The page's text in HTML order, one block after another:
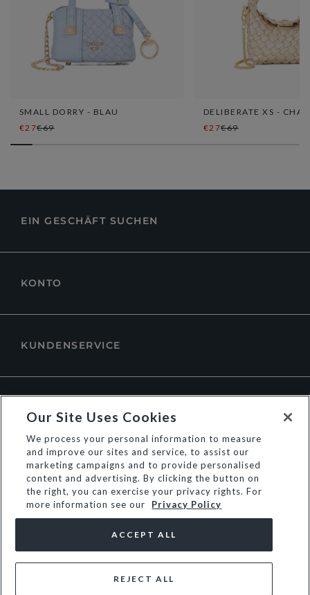
SMALL DORRY - BLAU
€27€69
DELIBERATE XS -
€27€69
EIN GESCHÄFT SUCHEN
KONTO
KUNDENSERVICE
© Dune Group Limited
Our Site Uses Cookies
We process your personal information to measure
and improve our sites and service, to assist our
marketing campaigns and to provide personalised
content and advertising. By clicking the button on
the right, you can exercise your privacy rights. For
more information see our
Privacy Policy
REJECT ALL
ACCEPT ALL